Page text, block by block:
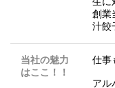
創業
汁餃
当社の魅力
はここ！！
仕事
アル